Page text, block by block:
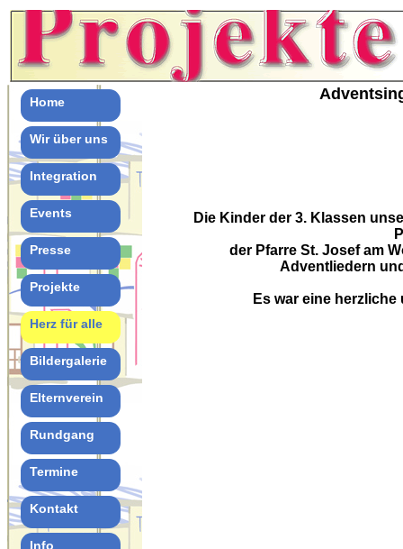
Home
Wir über uns
Integration
Events
Presse
Projekte
Herz für alle
Bildergalerie
Elternverein
Rundgang
Termine
Kontakt
Info
Die Kinder der 3. Klassen
der Pfarre St. Josef am
Adventliedern
Es war eine